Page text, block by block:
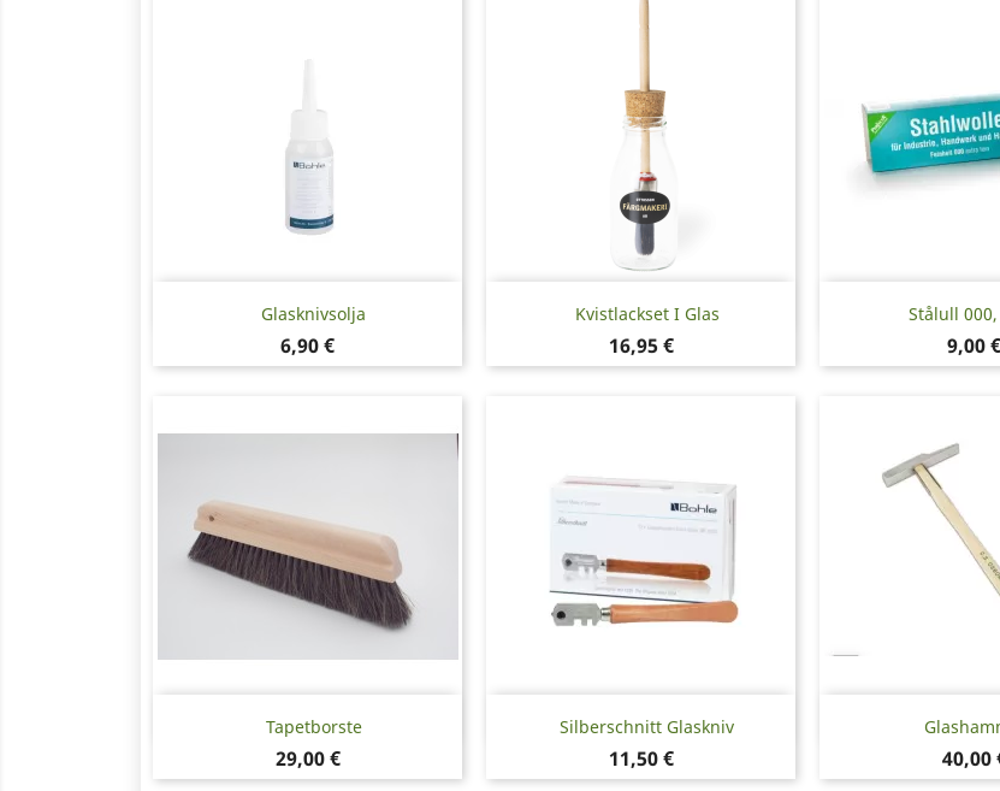
Glasknivsolja
Pris
6,90 €
Snabbvy Kvistlackset I Glas
Pris
16,95 €
Snabbvy Stålull
Pris
9,00 €

Tapetborste
Pris
29,00 €
Snabbvy Silberschnitt Glaskniv
Pris
11,50 €
Snabbvy
Pris
40,00
